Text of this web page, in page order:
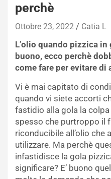
perchè
Ottobre 23, 2022 Catia L
L’olio quando pizzica
buono, ecco perchè
come fare per evitare di
Vi è mai capitato di
quando vi siete accorti
fastidio alla gola la colpa
spesso che purtroppo il
riconducibile all’olio che
utilizzare. Ma perchè
infastidisce la gola
significare? E’ buono